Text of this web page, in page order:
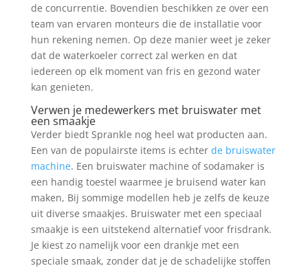
de concurrentie. Bovendien beschikken ze over een
team van ervaren monteurs die de installatie voor
hun rekening nemen. Op deze manier weet je zeker
dat de waterkoeler correct zal werken en dat
iedereen op elk moment van fris en gezond water
kan genieten.
Verwen je medewerkers met bruiswater met
een smaakje
Verder biedt Sprankle nog heel wat producten aan.
Een van de populairste items is echter de bruiswater
machine. Een bruiswater machine of sodamaker is
een handig toestel waarmee je bruisend water kan
maken, Bij sommige modellen heb je zelfs de keuze
uit diverse smaakjes. Bruiswater met een speciaal
smaakje is een uitstekend alternatief voor frisdrank.
Je kiest zo namelijk voor een drankje met een
speciale smaak, zonder dat je de schadelijke stoffen